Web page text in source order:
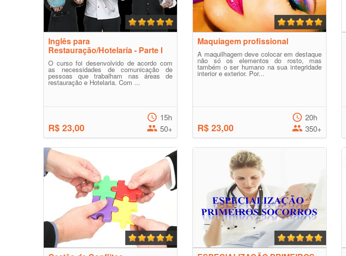
Inglês para
Restauração/Hotelaria - Parte I
O curso foi desenvolvido de acordo com
as necessidades de comunicação de
pessoas que trabalham nas áreas de
restauração e Hotelaria. Com ...
R$ 23,00
15h
50+
Maquiagem profissional
A maquilhagem deve colocar em destaque
não só os elementos do rosto, mas
também o ser humano na sua integridade
interior e exterior. Por...
R$ 23,00
20h
350+